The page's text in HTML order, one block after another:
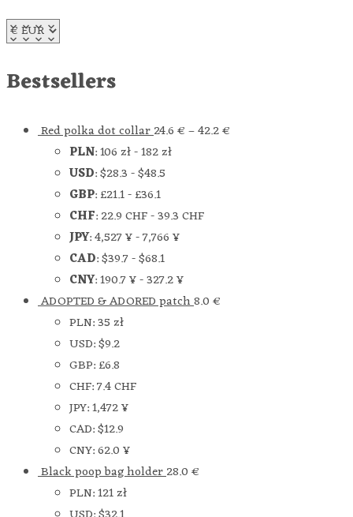
Bestsellers
Red polka dot collar24.6€–42.2€
PLN:106 zł-182 zł
USD:$28.3-$48.5
GBP:£21.1-£36.1
CHF:22.9 CHF-39.3 CHF
JPY:4,527 ¥-7,766 ¥
CAD:$39.7-$68.1
CNY:190.7 ¥-327.2 ¥
ADOPTED & ADORED patch8.0€
PLN:35 zł
USD:$9.2
GBP:£6.8
CHF:7.4 CHF
JPY:1,472 ¥
CAD:$12.9
CNY:62.0 ¥
Black poop bag holder28.0€
PLN:121 zł